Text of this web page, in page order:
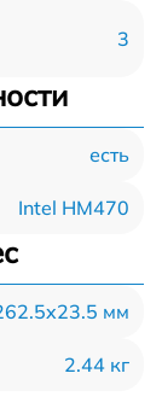
3
есть
Intel HM470
мм
2.44 кг